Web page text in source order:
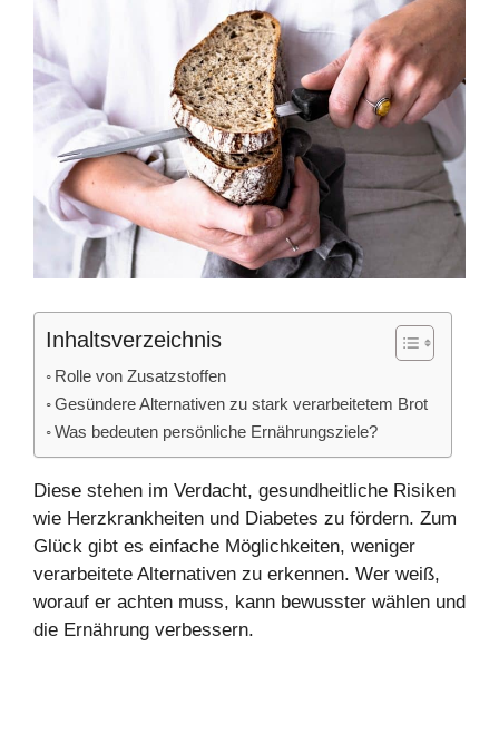
Inhaltsverzeichnis
Rolle von Zusatzstoffen
Gesündere Alternativen zu stark verarbeitetem Brot
Was bedeuten persönliche Ernährungsziele?
Diese stehen im Verdacht, gesundheitliche Risiken
wie Herzkrankheiten und Diabetes zu fördern. Zum
Glück gibt es einfache Möglichkeiten, weniger
verarbeitete Alternativen zu erkennen. Wer weiß,
worauf er achten muss, kann bewusster wählen und
die Ernährung verbessern.